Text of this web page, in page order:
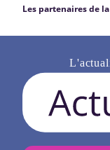
Les partenaires de